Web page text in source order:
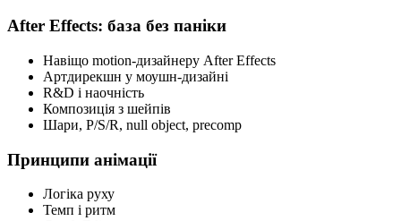
After Effects: база без паніки
Навіщо motion-дизайнеру After Effects
Артдирекшн у моушн-дизайні
R&D і наочність
Композиція з шейпів
Шари, P/S/R, null object, precomp
Принципи анімації
Логіка руху
Темп і ритм